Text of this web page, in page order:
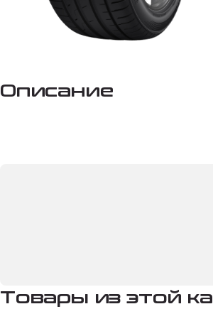
Описание
Товары из этой